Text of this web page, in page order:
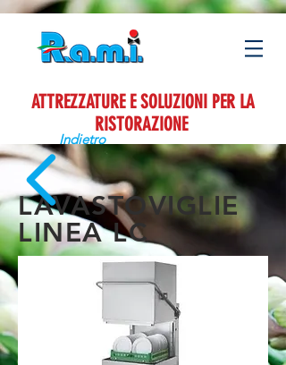
ATTREZZATURE E SOLUZIONI PER LA
RISTORAZIONE
LAVASTOVIGLIE
LINEA LC
Indietro